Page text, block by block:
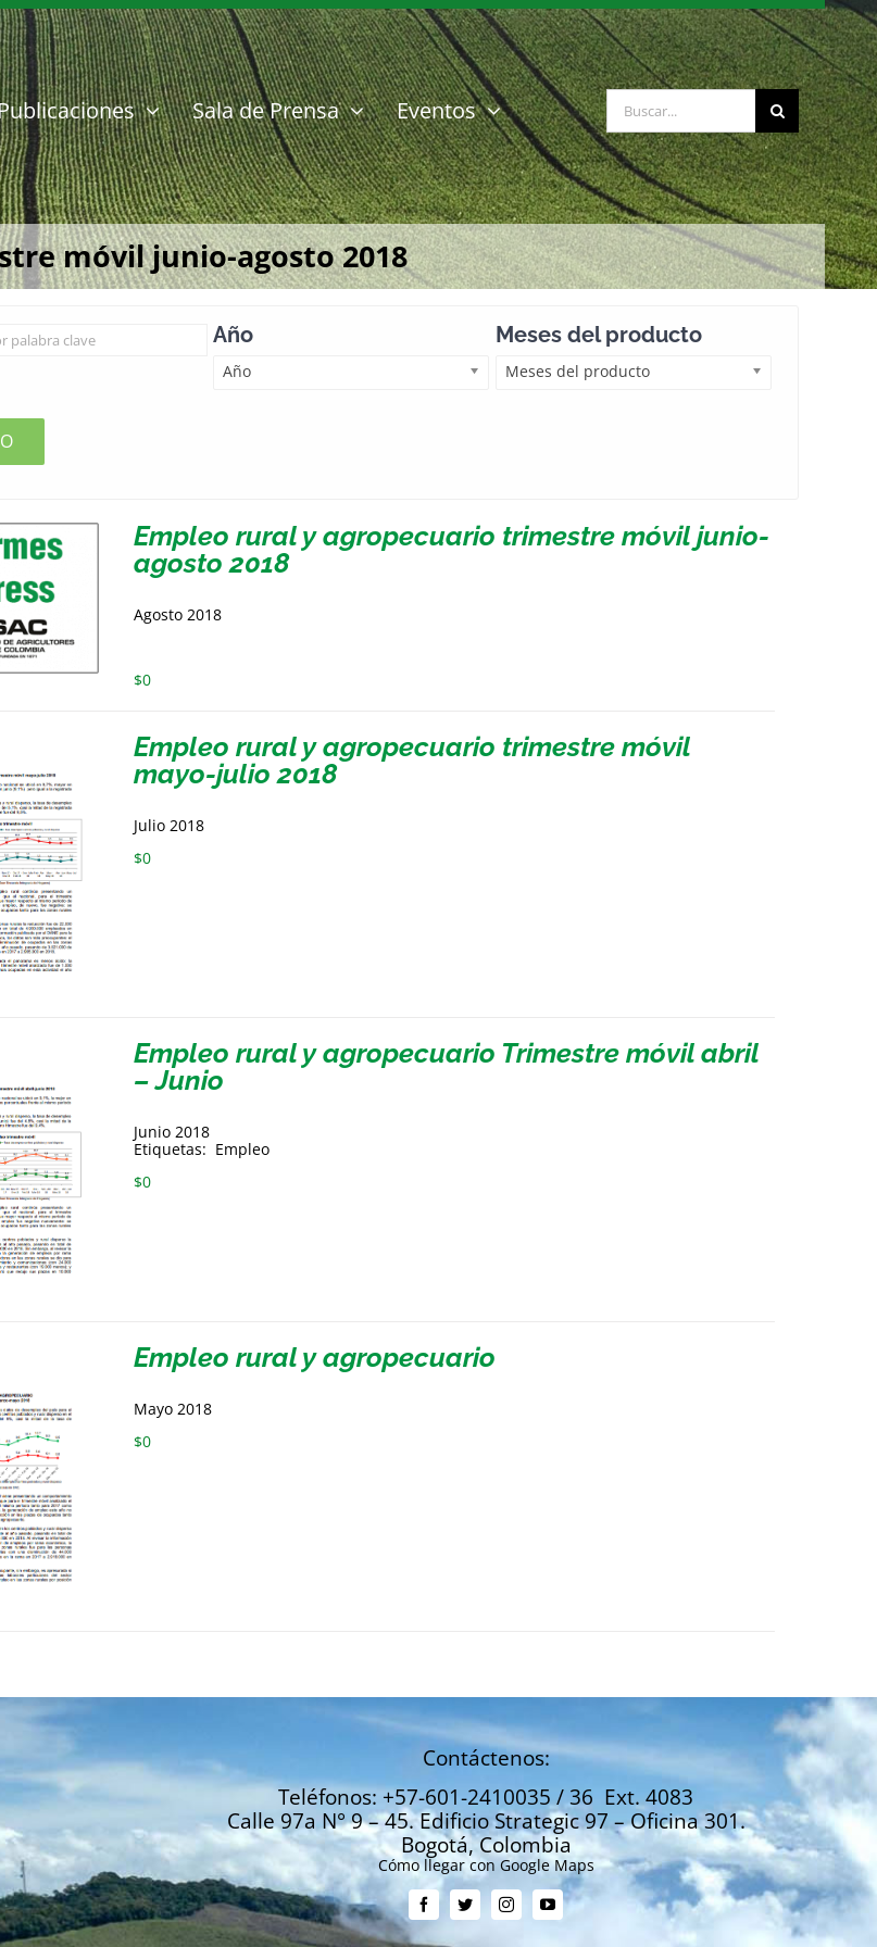
Sala de Prensa Eventos Buscar:
móvil junio-agosto 2018
Año
Año
Meses del producto
Meses del producto
Empleo rural y agropecuario trimestre móvil junio-
agosto 2018
Agosto 2018
$0
Empleo rural y agropecuario trimestre móvil
mayo-julio 2018
Julio 2018
$0
Empleo rural y agropecuario Trimestre móvil abril
– Junio
Junio 2018
Etiquetas: Empleo
$0
Empleo rural y agropecuario
Mayo 2018
$0
Contáctenos:
Teléfonos: +57-601-2410035 / 36 Ext. 4083
Calle 97a N° 9 – 45. Edificio Strategic 97 – Oficina 301.
Bogotá, Colombia
Cómo llegar con Google Maps